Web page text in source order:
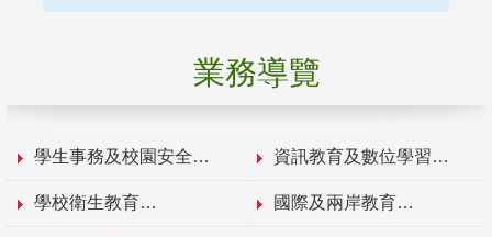
業務導覽
學生事務及校園安全 資訊教育及數位學習
學校衛生教育 國際及兩岸教育